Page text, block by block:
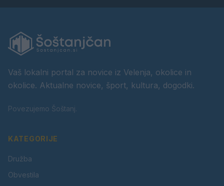
Vaš lokalni portal za novice iz Velenja, okolice in
okolice. Aktualne novice, šport, kultura, dogodki.
Povezujemo Šoštanj.
KATEGORIJE
Družba
Obvestila